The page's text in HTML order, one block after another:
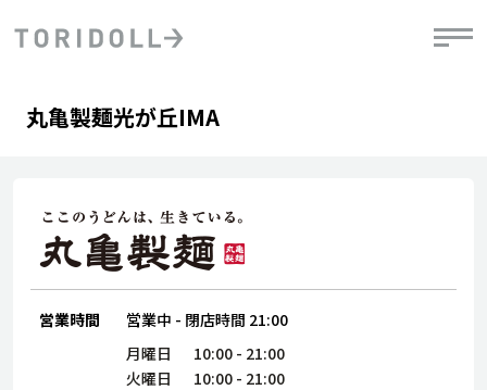
会社情報
デジタルトランス
フォーメーション戦略
DXビジョン2028
粟田社長が語る
トリドールのサステナビリティ
ステークホルダーとの
丸亀製麺光が丘IMA
営業時間 営業中 - 閉店時間 21:00
月曜日 10:00 - 21:00
火曜日
10:00 - 21:00